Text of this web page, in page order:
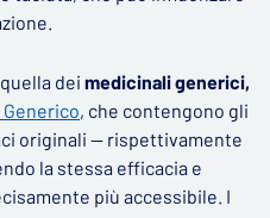
dei medicinali generici,
Generico, che contengono gli
originali — rispettivamente
la stessa efficacia e
più accessibile. I